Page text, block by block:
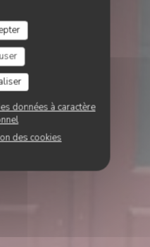
données à caractère
des cookies